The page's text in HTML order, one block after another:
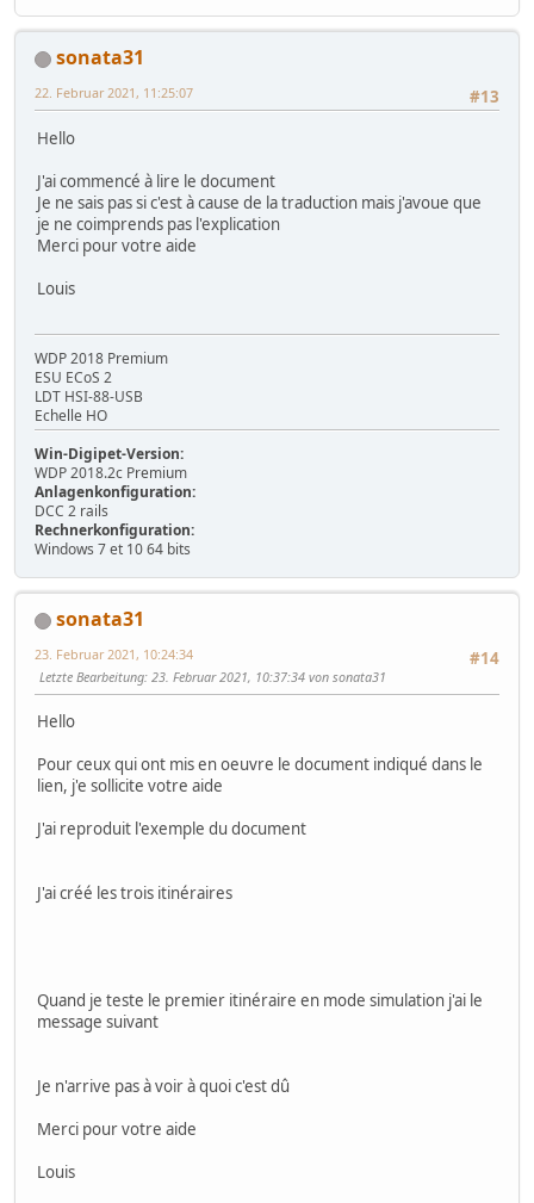
sonata31
#13
22. Februar 2021, 11:25:07
Hello
J'ai commencé à lire le document
Je ne sais pas si c'est à cause de la traduction mais j'avoue que
je ne coimprends pas l'explication
Merci pour votre aide
Louis
WDP 2018 Premium
ESU ECoS 2
LDT HSI-88-USB
Echelle HO
Win-Digipet-Version:
WDP 2018.2c Premium
Anlagenkonfiguration:
DCC 2 rails
Rechnerkonfiguration:
Windows 7 et 10 64 bits
sonata31
#14
23. Februar 2021, 10:24:34
Letzte Bearbeitung: 23. Februar 2021, 10:37:34 von sonata31
Hello
Pour ceux qui ont mis en oeuvre le document indiqué dans le
lien, j'e sollicite votre aide
J'ai reproduit l'exemple du document
J'ai créé les trois itinéraires
Quand je teste le premier itinéraire en mode simulation j'ai le
message suivant
Je n'arrive pas à voir à quoi c'est dû
Merci pour votre aide
Louis